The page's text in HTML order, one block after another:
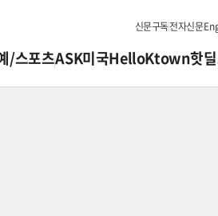
신문구독전자신문
/스포츠ASK미국HelloKtown핫딜